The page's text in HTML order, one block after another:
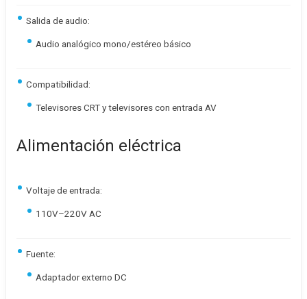
Salida de audio:
Audio analógico mono/estéreo básico
Compatibilidad:
Televisores CRT y televisores con entrada AV
Alimentación eléctrica
Voltaje de entrada:
110V–220V AC
Fuente:
Adaptador externo DC